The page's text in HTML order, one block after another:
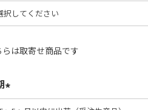
らは取寄せ商品です